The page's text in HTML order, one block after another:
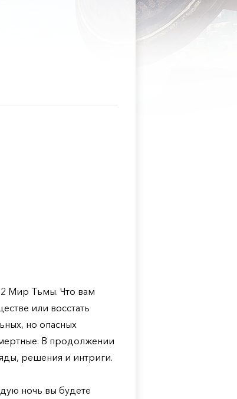
Мир Тьмы. Что вам
или восстать
но опасных
В продолжении
решения и интриги.
ночь вы будете